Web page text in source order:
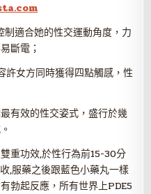
適合她的性交運動角度，力
斷電；
許女方同時獲得四點觸感，性
有效的性交姿式，盛行於幾
重功效,於性行為前15-30分
,服藥之後跟藍色小藥丸一樣
勃起反應，所有世界上PDE5